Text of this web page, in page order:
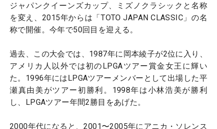
ジャパンクイーンズカップ、ミズノクラシックと名称
を変え、2015年からは「TOTO JAPAN CLASSIC」の名
称で開催。今年で50回目を迎える。
過去、この大会では、1987年に岡本綾子が2位に入り、
アメリカ人以外では初のLPGAツアー賞金女王に輝い
た。1996年にはLPGAツアーメンバーとして出場した平
瀬真由美がツアー初勝利。1998年は小林浩美が勝利
し、LPGAツアー年間2勝目をあげた。
2000年代になると、2001〜2005年にアニカ・ソレンス